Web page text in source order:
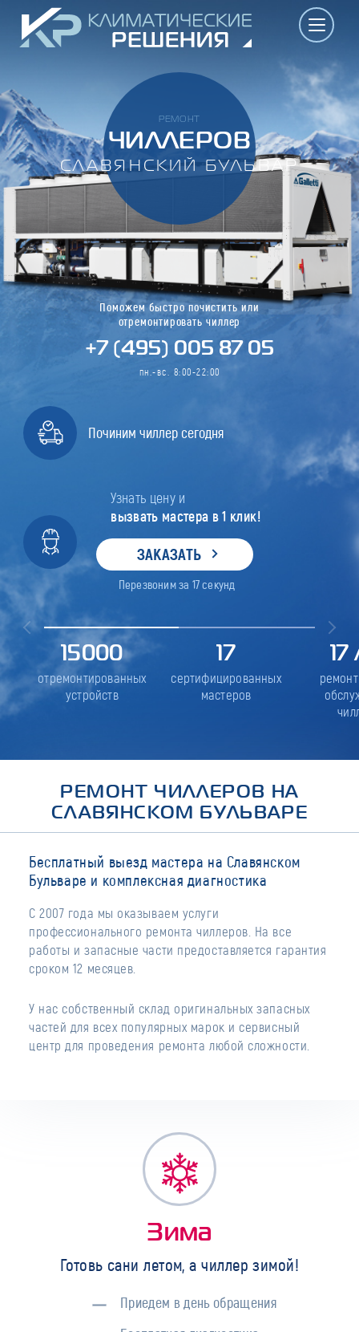
РЕМОНТ
ЧИЛЛЕРОВ
СЛАВЯНСКИЙ БУЛЬВАР
Поможем быстро почистить или
отремонтировать чиллер
+7 (495) 005 87 05
пн.-вс. 8:00-22:00
Починим чиллер сегодня
Узнать цену и
вызвать мастера в 1 клик!
ЗАКАЗАТЬ
Перезвоним за 17секунд
15000
отремонтированных
устройств
17
сертифицированных
мастеров
17
РЕМОНТ ЧИЛЛЕРОВ НА
СЛАВЯНСКОМ БУЛЬВАРЕ
Бесплатный выезд мастера на Славянском
Бульваре и комплексная диагностика
С 2007 года мы оказываем услуги
профессионального ремонта чиллеров. На все
работы и запасные части предоставляется гарантия
сроком 12 месяцев.
У нас собственный склад оригинальных запасных
частей для всех популярных марок и сервисный
центр для проведения ремонта любой сложности.
Зима
Готовь сани летом, а чиллер зимой!
Приедем в день обращения